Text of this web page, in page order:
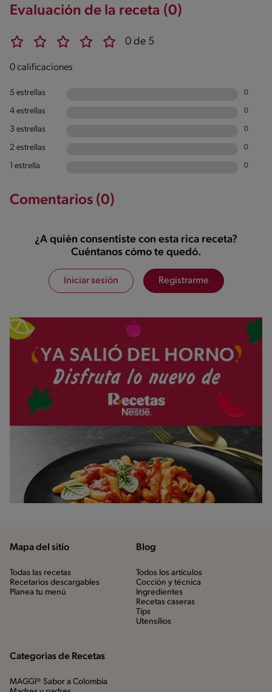
Evaluación de la receta (0)
0 de 5
0 calificaciones
5 estrellas 0
4 estrellas 0
3 estrellas 0
2 estrellas 0
1 estrella 0
Comentarios (0)
¿A quién consentiste con esta rica receta?
Cuéntanos cómo te quedó.
Iniciar sesión Registrarme
Mapa del sitio
Todas las recetas
Recetarios descargables
Planea tu menú
Blog
Todos los artículos
Cocción y técnica
Ingredientes
Recetas caseras
Tips
Utensílios
Categorias de Recetas
MAGGI® Sabor a Colombia